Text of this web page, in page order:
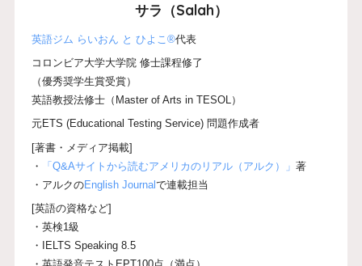
サラ（Salah）
英語ジム らいおん と ひよこ®代表
コロンビア大学大学院 修士課程修了
（優秀奨学生賞受賞）
英語教授法修士（Master of Arts in TESOL）
元ETS (Educational Testing Service) 問題作成者
[著書・メディア掲載]
・
「Q&Aサイトから読むアメリカのリアル（アルク）」著
・アルクのEnglish Journalで連載担当
[英語の資格など]
・英検1級
・IELTS Speaking 8.5